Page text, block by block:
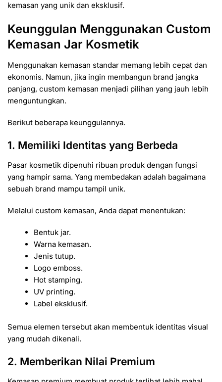
kemasan yang unik dan eksklusif.
Keunggulan Menggunakan Custom
Kemasan Jar Kosmetik
Menggunakan kemasan standar memang lebih cepat dan
ekonomis. Namun, jika ingin membangun brand jangka
panjang, custom kemasan menjadi pilihan yang jauh lebih
menguntungkan.
Berikut beberapa keunggulannya.
1. Memiliki Identitas yang Berbeda
Pasar kosmetik dipenuhi ribuan produk dengan fungsi
yang hampir sama. Yang membedakan adalah bagaimana
sebuah brand mampu tampil unik.
Melalui custom kemasan, Anda dapat menentukan:
Bentuk jar.
Warna kemasan.
Jenis tutup.
Logo emboss.
Hot stamping.
UV printing.
Label eksklusif.
Semua elemen tersebut akan membentuk identitas visual
yang mudah dikenali.
2. Memberikan Nilai Premium